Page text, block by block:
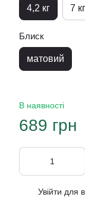
4,2 кг 7 кг
Блиск
матовий
В наявності
689 грн
Увійти для